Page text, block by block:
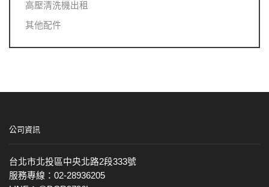
高壓清洗機出租
其他配件
公司資訊
台北市北投區中央北路2段333號
服務專線：02-28936205